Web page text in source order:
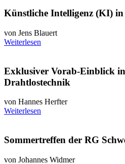
Künstliche Intelligenz (KI)
von Jens Blauert
Weiterlesen
Exklusiver Vorab-Einblick
Drahtlostechnik
von Hannes Herfter
Weiterlesen
Sommertreffen der RG
von Johannes Widmer